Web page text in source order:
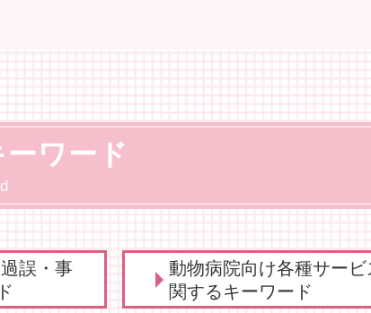
ワード
誤・事
動物病院向け各種サービ
関するキーワード